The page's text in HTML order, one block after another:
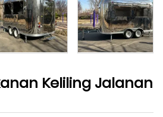
Keliling Jalanan